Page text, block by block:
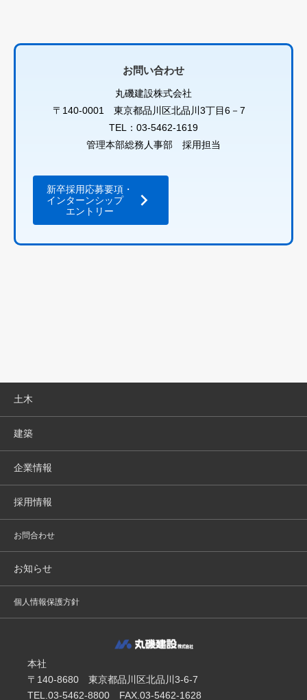
お問い合わせ
丸磯建設株式会社
〒140-0001 東京都品川区北品川3丁目6－7
TEL：03-5462-1619
管理本部総務人事部 採用担当
新卒採用応募要項・
インターンシップ
エントリー
土木
建築
企業情報
採用情報
お問合わせ
お知らせ
個人情報保護方針
本社
〒140-8680 東京都品川区北品川3-6-7
TEL.03-5462-8800 FAX.03-5462-1628